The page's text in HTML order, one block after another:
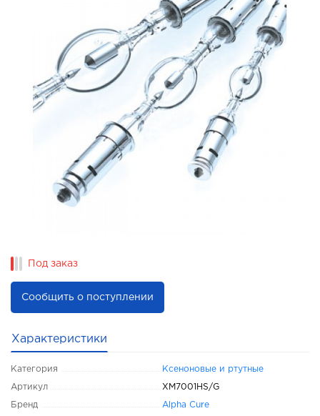
Под заказ
Сообщить о поступлении
Характеристики
Категория Ксеноновые и ртутные
Артикул XM7001HS/G
Бренд Alpha Cure